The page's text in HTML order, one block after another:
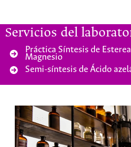
Servicios del
Práctica Síntesis de
Magnesio
Semi-síntesis de Ácido